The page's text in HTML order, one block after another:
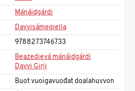
Mánáidgárdi
Davvisámegiella
9788273746733
Beazedievá mánáidgárdi
Davvi Girji
Buot vuoigavuođat doalahuvvon